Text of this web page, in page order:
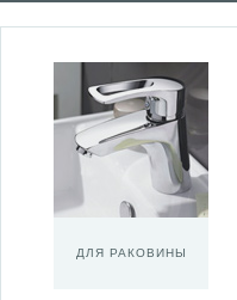
ДЛЯ РАКОВИНЫ